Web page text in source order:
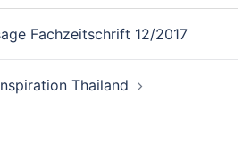
Fachzeitschrift 12/2017
Thailand